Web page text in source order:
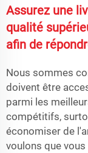
Assurez une
qualité
afin de
Nous sommes
doivent être
parmi les
compétitifs,
économiser de
voulons que